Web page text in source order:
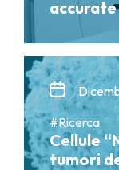
#Ricerca
Cellule
tumori